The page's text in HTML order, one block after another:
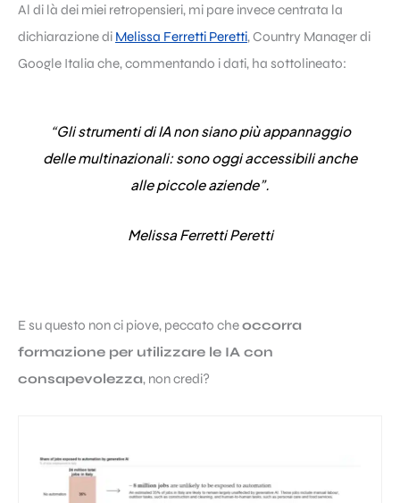
Al di là dei miei retropensieri, mi pare invece centrata la
dichiarazione di Melissa Ferretti Peretti, Country Manager di
Google Italia che, commentando i dati, ha sottolineato:
“Gli strumenti di IA non siano più appannaggio
delle multinazionali: sono oggi accessibili anche
alle piccole aziende”.
Melissa Ferretti Peretti
E su questo non ci piove, peccato cheoccorra
formazione per utilizzare le IA con
consapevolezza, non credi?